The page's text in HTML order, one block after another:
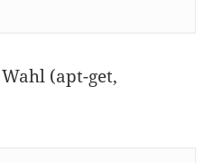
(apt-get,